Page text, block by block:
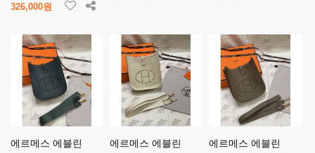
326,000원
에르메스 에블린 에르메스 에블린 에르메스 에블린